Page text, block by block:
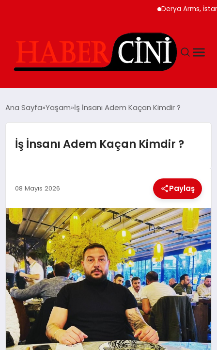
Derya Arms, İstanbul
TEKNOLOJI
MAGAZIN
GENEL
EKONOMI
YEREL HABERLER
GÜNDEM
Ana Sayfa Yaşam İş İnsanı Adem Kaçan Kimdir ?
İş İnsanı Adem Kaçan Kimdir ?
08 Mayıs 2026 Paylaş